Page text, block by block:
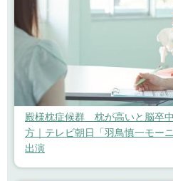
殿様枕症候群 枕が高いと脳卒
方｜テレビ朝日「羽鳥慎一モー
出演